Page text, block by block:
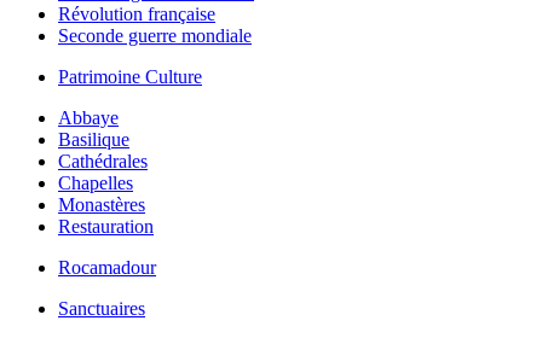
Révolution française
Seconde guerre mondiale
Patrimoine Culture
Abbaye
Basilique
Cathédrales
Chapelles
Monastères
Restauration
Rocamadour
Sanctuaires